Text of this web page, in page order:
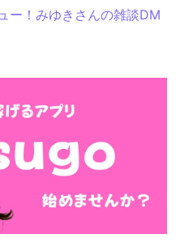
ー！みゆきさんの雑談DM